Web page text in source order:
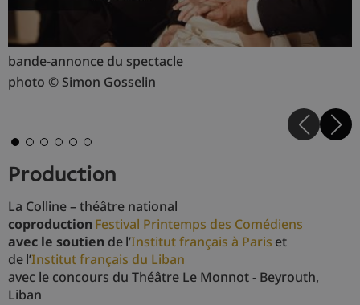
bande-annonce du spectacle
photo © Simon Gosselin
production
La Colline – théâtre national
coproductionFestival Printemps des Comédiens
avec le soutien de l’Institut français à Paris et
de l’Institut français du Liban
avec le concours du Théâtre Le Monnot - Beyrouth,
Liban